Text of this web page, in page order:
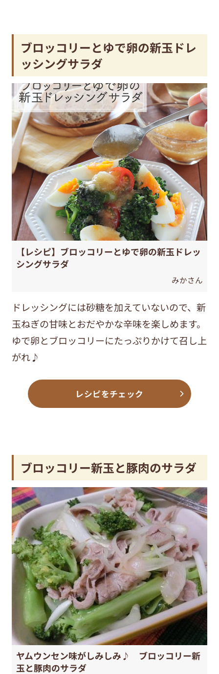
ブロッコリーとゆで卵の新玉ドレ
ッシングサラダ
【レシピ】ブロッコリーとゆで卵の新玉ドレッ
シングサラダ
みかさん
ドレッシングには砂糖を加えていないので、新
玉ねぎの甘味とおだやかな辛味を楽しめます。
ゆで卵とブロッコリーにたっぷりかけて召し上
がれ♪
レシピをチェック
ブロッコリー新玉と豚肉のサラダ
ヤムウンセン味がしみしみ♪ ブロッコリー新
玉と豚肉のサラダ